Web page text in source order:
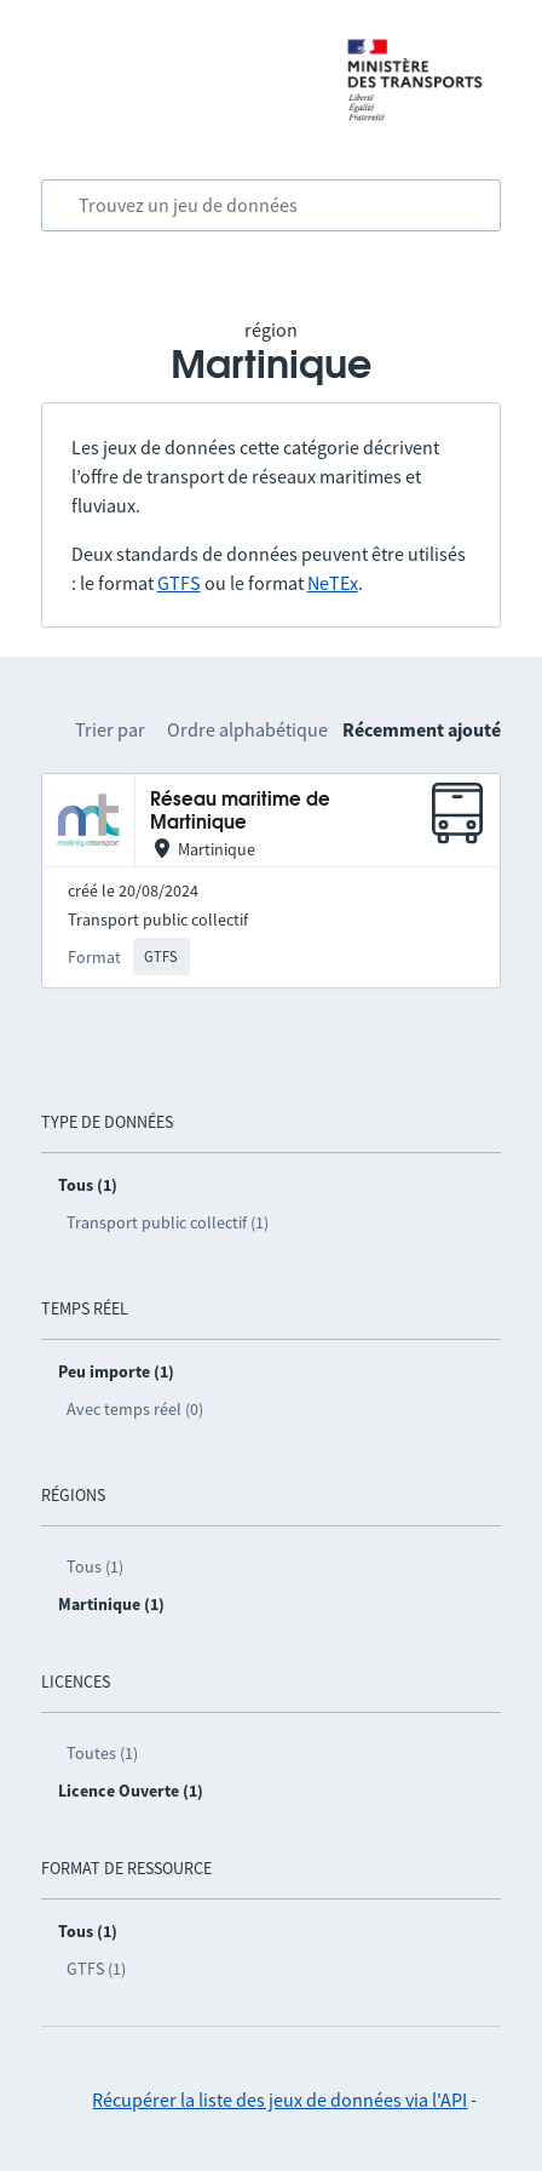
région
Martinique
Les jeux de données cette catégorie décrivent
l’offre de transport de réseaux maritimes et
fluviaux.
Deux standards de données peuvent être utilisés
: le formatGTFS ou le format NeTEx.
TYPE DE DONNÉES
Tous (1)
Transport public collectif (1)
TEMPS RÉEL
Peu importe (1)
Avec temps réel (0)
RÉGIONS
Tous (1)
Martinique (1)
LICENCES
Toutes (1)
Licence Ouverte (1)
FORMAT DE RESSOURCE
Tous (1)
GTFS (1)
Trier par Ordre alphabétique Récemment ajouté
Réseau maritime de
Martinique
Martinique
créé le 20/08/2024
Format GTFS
Transport public collectif
Récupérer la liste des jeux de données via l'API -